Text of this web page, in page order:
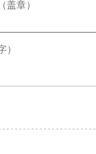
盖章）
）